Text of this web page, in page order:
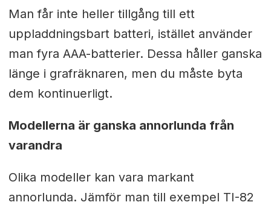
Man får inte heller tillgång till ett
uppladdningsbart batteri, istället använder
man fyra AAA-batterier. Dessa håller ganska
länge i grafräknaren, men du måste byta
dem kontinuerligt.
Modellerna är ganska annorlunda från
varandra
Olika modeller kan vara markant
annorlunda. Jämför man till exempel TI-82